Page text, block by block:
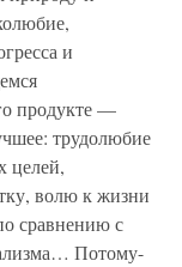
и
продукте —
трудолюбие
целей,
волю к жизни
сравнению с
Потому-